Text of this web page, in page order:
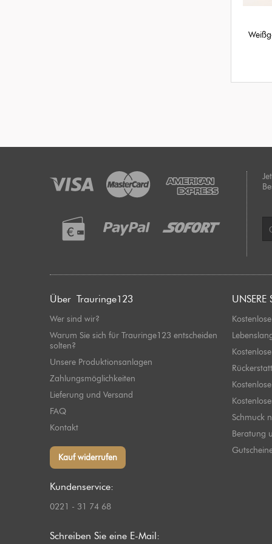
Über Trauringe123
Wer sind wir?
Warum Sie sich für Trauringe123 entscheiden
solten?
Unsere Produktionsanlagen
Zahlungsmöglichkeiten
Lieferung und Versand
FAQ
Kontakt
Kauf widerrufen
Kundenservice:
0221 - 31 74 68
Schreiben Sie eine E-Mail:
UNSERE
Schmuck
Beratung